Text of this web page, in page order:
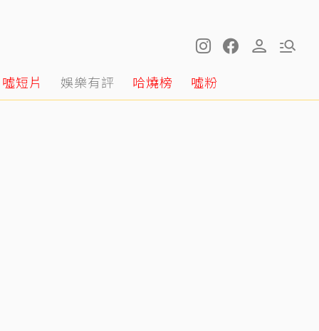
噓短片 娛樂有評 哈燒榜 噓粉